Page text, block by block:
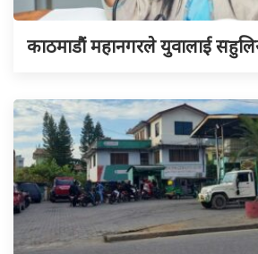
काठमाडौं महानगरले युवालाई